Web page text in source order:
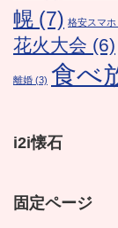
幌 (7) 格安スマホ
花火大会 (6)
離婚 (3) 食べ
i2i懐石
固定ページ